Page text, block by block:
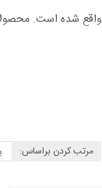
واقع شده است.
مرتب کردن براساس: